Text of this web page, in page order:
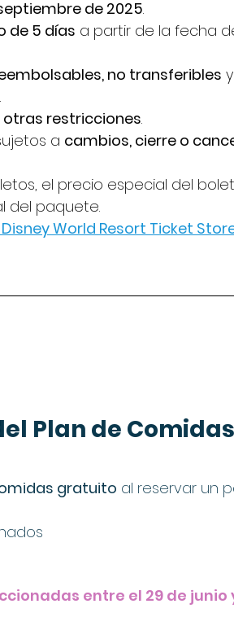
de 2025.
de 5 días a partir de la fecha
no transferibles y
.
restricciones.
a cambios, cierre o
el precio especial del
del paquete.
World Resort Ticket
Plan de Comidas
gratuito al reservar un
entre el 29 de junio